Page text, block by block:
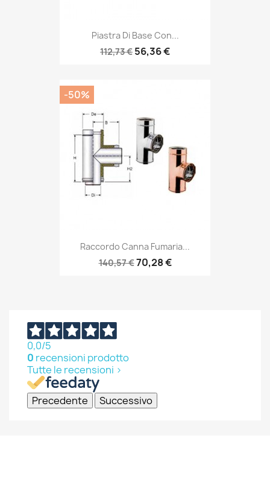
Piastra Di Base Con...
112,73 € 56,36 €
Raccordo Canna Fumaria...
140,57 €70,28 €
-50%
0,0/5
0 recensioni prodotto
Tutte le recensioni >
Precedente Successivo